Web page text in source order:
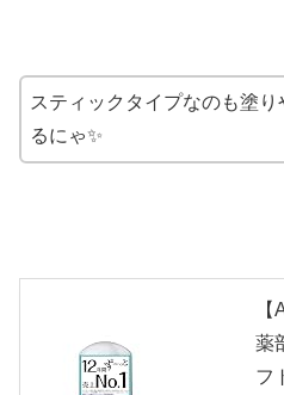
スティックタイプなのも塗
るにゃ✨
薬
フ